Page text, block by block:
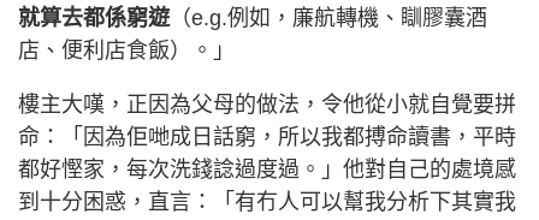
就算去都係窮遊（e.g.例如，廉航轉機、瞓膠囊酒
店、便利店食飯）。」
樓主大嘆，正因為父母的做法，令他從小就自覺要拼
命：「因為佢哋成日話窮，所以我都搏命讀書，平時
都好慳家，每次洗錢諗過度過。」他對自己的處境感
到十分困惑，直言：「有冇人可以幫我分析下其實我